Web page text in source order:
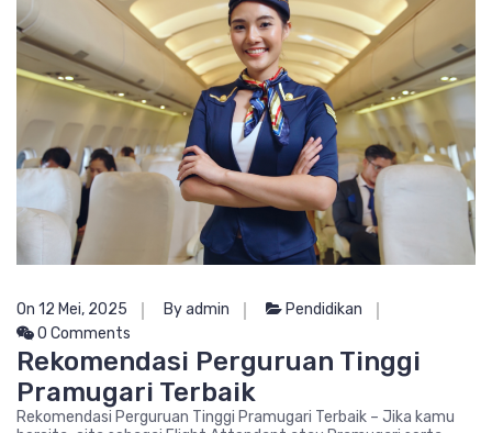
On 12 Mei, 2025 By admin
Pendidikan
0 Comments
Rekomendasi Perguruan Tinggi
Pramugari Terbaik
Rekomendasi Perguruan Tinggi Pramugari Terbaik – Jika kamu